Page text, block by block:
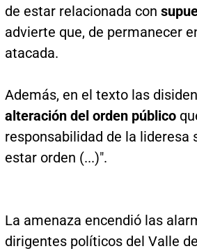
de estar relacionada con
advierte que, de permanecer
atacada.
Además, en el texto las
alteración del orden público
responsabilidad de la lideresa
estar orden (...)".
La amenaza encendió las
dirigentes políticos del Valle